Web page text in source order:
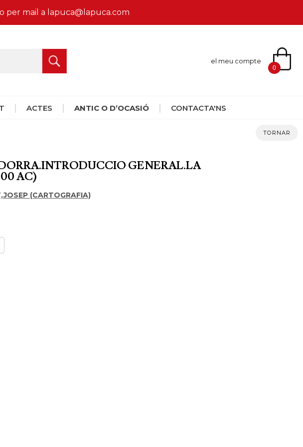
per mail a lapuca@lapuca.com
el meu compte
0
ACTES ANTIC O D’OCASIÓ CONTACTA'NS
TORNAR
GENERAL.LA
AC)
(CARTOGRAFIA)